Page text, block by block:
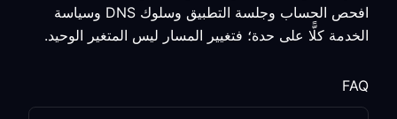
افحص الحساب وجلسة التطبيق وسلوك DNS وسياسة
الخدمة كلًّا على حدة؛ فتغيير المسار ليس المتغير الوحيد.
FAQ